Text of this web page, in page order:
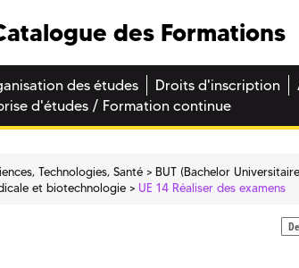
des Formations
des études Droits d'inscription
d'études / Formation continue
Technologies, Santé BUT (Bachelor
et biotechnologie
UE 14 Réaliser des examens